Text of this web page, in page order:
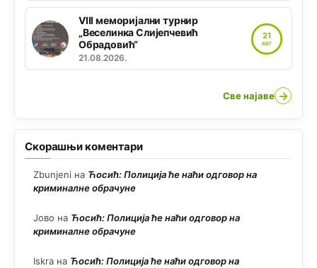
VIII меморијални турнир
„Веселинка Слијепчевић
Обрадовић“
21.08.2026.
21
АВГ
Све најаве →
Скорашњи коментари
Zbunjeni на Ћосић: Полиција ће наћи одговор на
криминалне обрачуне
Јово на Ћосић: Полиција ће наћи одговор на
криминалне обрачуне
Iskra на Ћосић: Полиција ће наћи одговор на